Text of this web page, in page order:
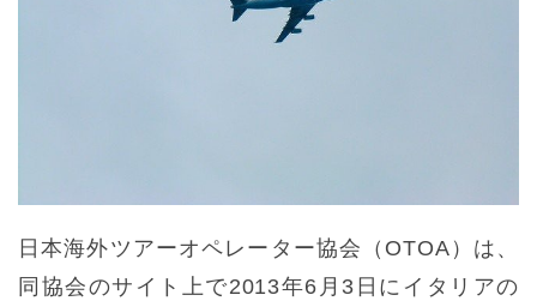
日本海外ツアーオペレーター協会（OTOA）は、
同協会のサイト上で2013年6月3日にイタリアの